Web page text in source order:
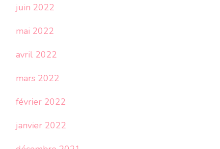
juin 2022
mai 2022
avril 2022
mars 2022
février 2022
janvier 2022